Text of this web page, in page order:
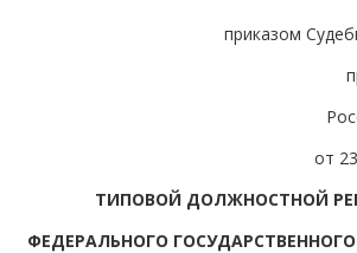
приказом
от
ТИПОВОЙ ДОЛЖНОСТНОЙ
ФЕДЕРАЛЬНОГО